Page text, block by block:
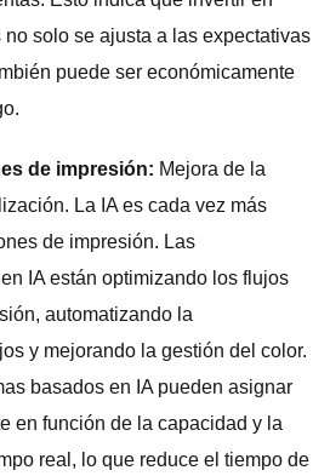
solo se ajusta a las expectativas
puede ser económicamente
de impresión: Mejora de la
La IA es cada vez más
de impresión. Las
IA están optimizando los flujos
automatizando la
y mejorando la gestión del color.
basados ​​en IA pueden asignar
en función de la capacidad y la
real, lo que reduce el tiempo de